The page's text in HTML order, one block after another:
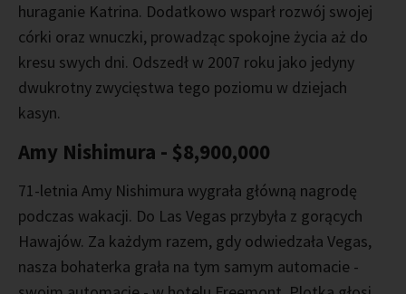
huraganie Katrina. Dodatkowo wsparł rozwój swojej
córki oraz wnuczki, prowadząc spokojne życia aż do
kresu swych dni. Odszedł w 2007 roku jako jedyny
dwukrotny zwycięstwa tego poziomu w dziejach
kasyn.
Amy Nishimura - $8,900,000
71-letnia Amy Nishimura wygrała główną nagrodę
podczas wakacji. Do Las Vegas przybyła z gorących
Hawajów. Za każdym razem, gdy odwiedzała Vegas,
nasza bohaterka grała na tym samym automacie -